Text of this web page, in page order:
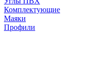
Комплектующие
Маяки
Профили